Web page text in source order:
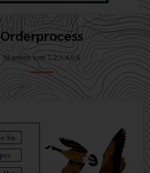
Orderprocess
Så enkelt som 1,2,3,4,5,6